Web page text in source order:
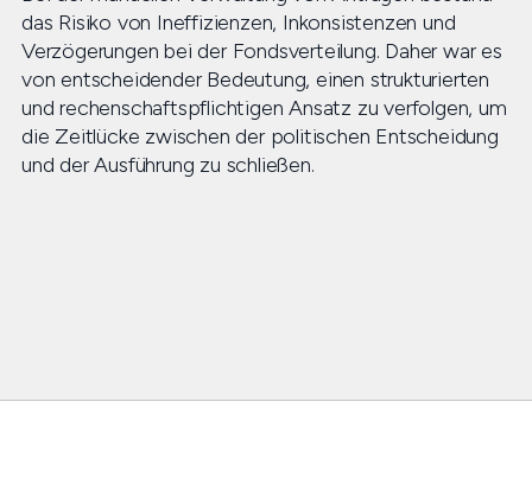
das Risiko von Ineffizienzen, Inkonsistenzen und
Verzögerungen bei der Fondsverteilung. Daher war es
von entscheidender Bedeutung, einen strukturierten
und rechenschaftspflichtigen Ansatz zu verfolgen, um
die Zeitlücke zwischen der politischen Entscheidung
und der Ausführung zu schließen.